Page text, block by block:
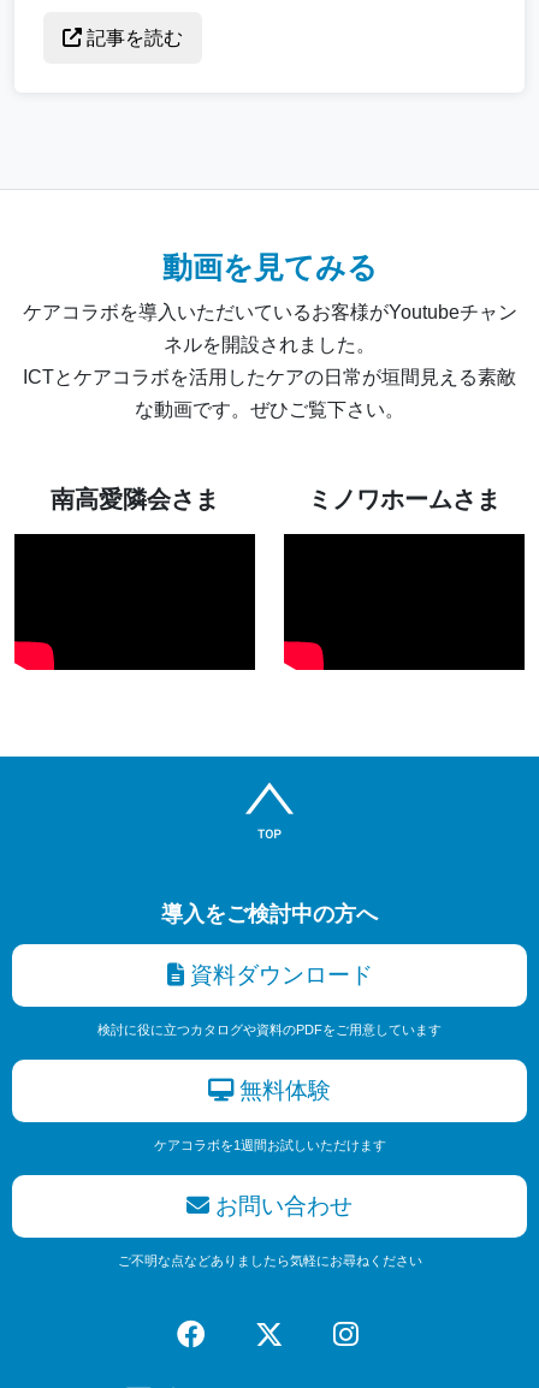
記事を読む
動画を見てみる
ケアコラボを導入いただいているお客様がYoutubeチャン
ネルを開設されました。
ICTとケアコラボを活用したケアの日常が垣間見える素敵
な動画です。ぜひご覧下さい。
南高愛隣会さま ミノワホームさま
導入をご検討中の方へ
資料ダウンロード
検討に役に立つカタログや資料のPDFをご用意しています
無料体験
ケアコラボを1週間お試しいただけます
お問い合わせ
ご不明な点などありましたら気軽にお尋ねください